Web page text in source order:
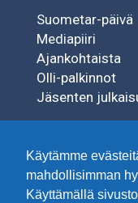
Käytämme
mahdollisimman
Käyttämällä
Suometar-päivä
Mediapiiri
Ajankohtaista
Olli-palkinnot
Jäsenten
SÄÄTIÖT
Tuisku-säätiö